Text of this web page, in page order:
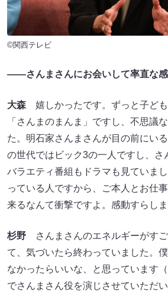
©関西テレビ
――さんまさんにお会いして率直な感
大森 嬉しかったです。ずっと子ど
「さんまのまんま」ですし、不思議
た。明石家さんまさんが目の前にい
の世代ではビック3の一人ですし、さ
バラエティ番組もドラマも見ていま
っている人ですから、ご本人とお仕
来るなんて衝撃ですよ。感動すらしま
杉野 さんまさんのエネルギーがす
て、気づいたら終わっていました。
なかったらいいな、と思っています
でさんまさん役を演じさせていただ